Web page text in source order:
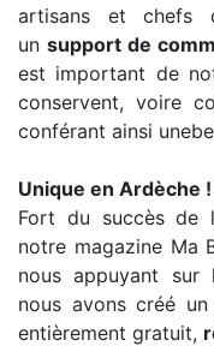
artisans et chefs
un support de
est important de
conservent, voire
conférant ainsi
Unique en Ardèche
Fort du succès de
notre magazine Ma
nous appuyant sur
nous avons créé
entièrement gratuit,